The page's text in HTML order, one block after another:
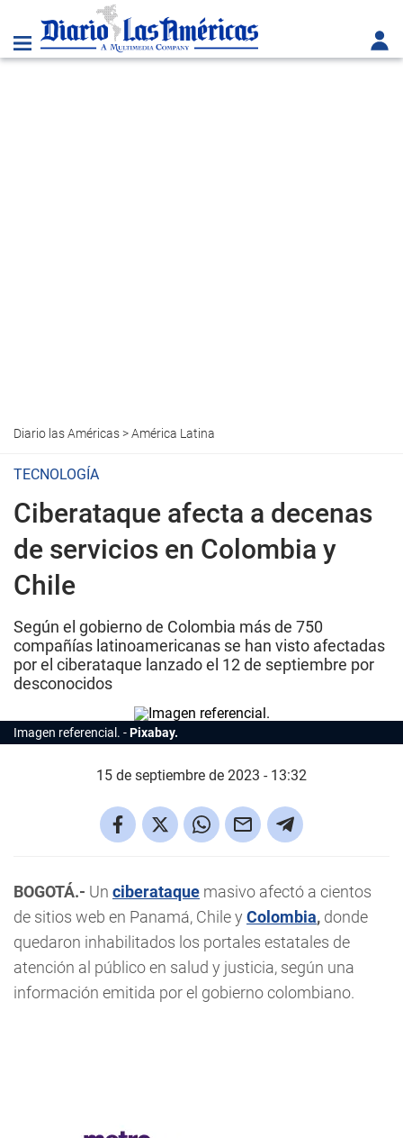
Diario las Américas>América Latina
TECNOLOGÍA
Ciberataque afecta a decenas
de servicios en Colombia y
Chile
Según el gobierno de Colombia más de 750
compañías latinoamericanas se han visto afectadas
por el ciberataque lanzado el 12 de septiembre por
desconocidos
Imagen referencial. Pixabay.
15 de septiembre de 2023 - 13:32
BOGOTÁ.- Un ciberataque masivo afectó a cientos
de sitios web en Panamá, Chile y Colombia, donde
quedaron inhabilitados los portales estatales de
atención al público en salud y justicia, según una
información emitida por el gobierno colombiano.